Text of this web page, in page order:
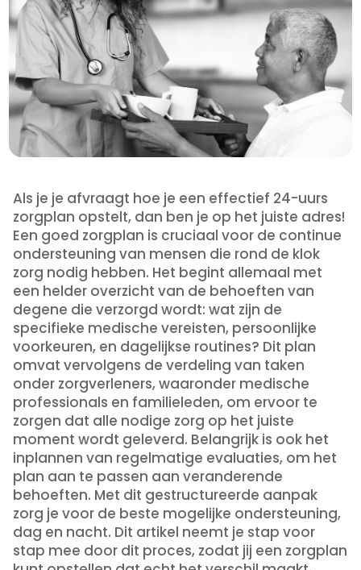
Als je je afvraagt hoe je een effectief 24-uurs
zorgplan opstelt, dan ben je op het juiste adres!
Een goed zorgplan is cruciaal voor de continue
ondersteuning van mensen die rond de klok
zorg nodig hebben. Het begint allemaal met
een helder overzicht van de behoeften van
degene die verzorgd wordt: wat zijn de
specifieke medische vereisten, persoonlijke
voorkeuren, en dagelijkse routines? Dit plan
omvat vervolgens de verdeling van taken
onder zorgverleners, waaronder medische
professionals en familieleden, om ervoor te
zorgen dat alle nodige zorg op het juiste
moment wordt geleverd. Belangrijk is ook het
inplannen van regelmatige evaluaties, om het
plan aan te passen aan veranderende
behoeften. Met dit gestructureerde aanpak
zorg je voor de beste mogelijke ondersteuning,
dag en nacht. Dit artikel neemt je stap voor
stap mee door dit proces, zodat jij een zorgplan